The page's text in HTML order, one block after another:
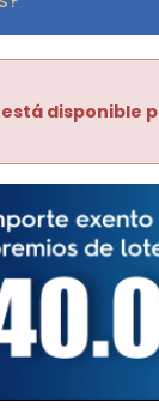
está disponible